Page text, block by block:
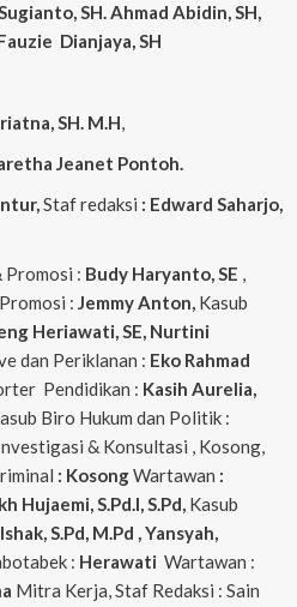
SH. Ahmad Abidin, SH,
Dianjaya, SH
SH. M.H,
Jeanet Pontoh.
Staf redaksi : Edward Saharjo,
Promosi : Budy Haryanto, SE ,
: Jemmy Anton, Kasub
Heriawati, SE, Nurtini
dan Periklanan : Eko Rahmad
Pendidikan : Kasih Aurelia,
Biro Hukum dan Politik :
& Konsultasi , Kosong,
: KosongWartawan :
Hujaemi, S.Pd.I, S.Pd, Kasub
Ishak, S.Pd, M.Pd , Yansyah,
: Herawati Wartawan :
Mitra Kerja, Staf Redaksi : Sain